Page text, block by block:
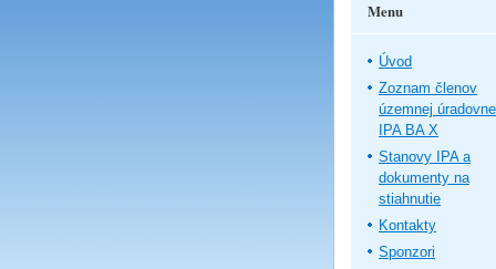
Menu
Úvod
Zoznam členov
územnej úradovne
IPA BA X
Stanovy IPA a
dokumenty na
stiahnutie
Kontakty
Sponzori